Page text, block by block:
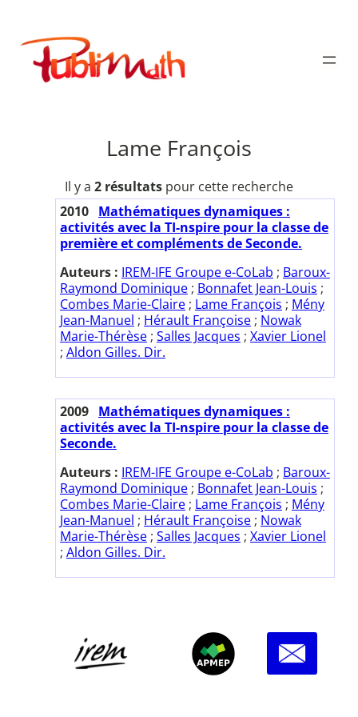
contenu
Publimath
Lame François
Il y a 2 résultats pour cette recherche
2010 Mathématiques dynamiques :
activités avec la TI-nspire pour la classe de
première et compléments de Seconde.
Auteurs : IREM-IFE Groupe e-CoLab ; Baroux-
Raymond Dominique ; Bonnafet Jean-Louis ;
Combes Marie-Claire ; Lame François ; Mény
Jean-Manuel ; Hérault Françoise ; Nowak
Marie-Thérèse ; Salles Jacques ; Xavier Lionel
; Aldon Gilles. Dir.
2009 Mathématiques dynamiques :
activités avec la TI-nspire pour la classe de
Seconde.
Auteurs : IREM-IFE Groupe e-CoLab ; Baroux-
Raymond Dominique ; Bonnafet Jean-Louis ;
Combes Marie-Claire ; Lame François ; Mény
Jean-Manuel ; Hérault Françoise ; Nowak
Marie-Thérèse ; Salles Jacques ; Xavier Lionel
; Aldon Gilles. Dir.